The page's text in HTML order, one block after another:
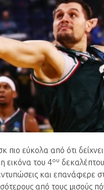
εύκολα από ότι
εικόνα του 4ου
και επανάφερε
από τους μισούς